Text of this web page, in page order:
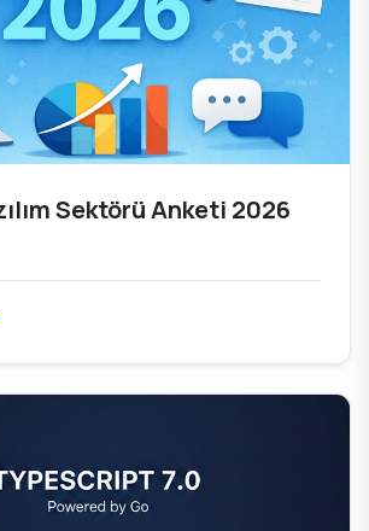
Sektörü Anketi 2026